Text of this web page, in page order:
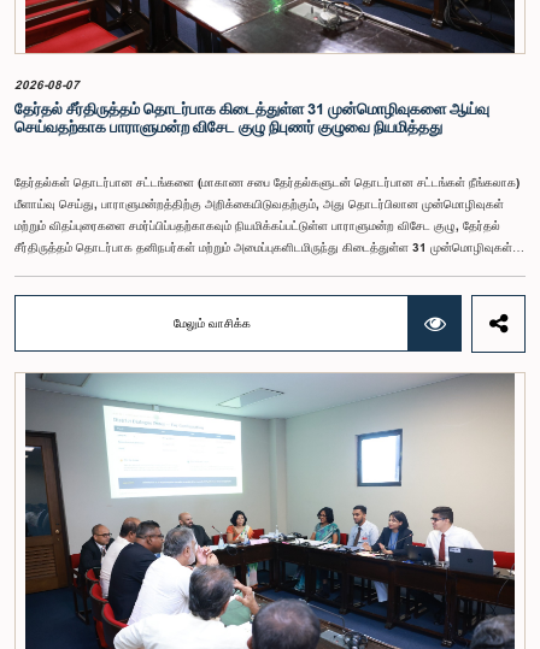
முன்வைத்தனர்.அதன்படி, எதிர்காலத்தில் இச்சம்பள மட்டம் தொடர்பாக மேலும் கவனம் செலுத்தி
தேவையான தீர்மானங்கள் எடுக்கப்பட வேண்டியதன் அவசியம் குழுவில் வலியுறுத்தப்பட்டது. மேலும்,
நிரந்தரமானதும் சுயாதீனமானதுமான சம்பள மற்றும் பணியாளர் ஆணைக்குழுவை நிறுவுவதற்கான
யோசனையையும் குழுத் தலைவர் முன்வைத்தார்.
2026-08-07
தேர்தல் சீர்திருத்தம் தொடர்பாக கிடைத்துள்ள 31 முன்மொழிவுகளை ஆய்வு
செய்வதற்காக பாராளுமன்ற விசேட குழு நிபுணர் குழுவை நியமித்தது
தேர்தல்கள் தொடர்பான சட்டங்களை (மாகாண சபை தேர்தல்களுடன் தொடர்பான சட்டங்கள் நீங்கலாக)
மீளாய்வு செய்து, பாராளுமன்றத்திற்கு அறிக்கையிடுவதற்கும், அது தொடர்பிலான முன்மொழிவுகள்
மற்றும் விதப்புரைகளை சமர்ப்பிப்பதற்காகவும் நியமிக்கப்பட்டுள்ள பாராளுமன்ற விசேட குழு, தேர்தல்
சீர்திருத்தம் தொடர்பாக தனிநபர்கள் மற்றும் அமைப்புகளிடமிருந்து கிடைத்துள்ள 31 முன்மொழிவுகள்
நியமித்துள்ளது.கௌரவ பொது நிர்வாக, மாகாண சபைகள் மற்றும் உள்ளூராட்சி அமைச்சர் பேராசிரியர்
ஏ.எச்.எம்.எச்.அபயரத்ன அவர்கள் தலைமையில் அண்மையில் பாராளுமன்றத்தில் நடைபெற்ற குறித்த
விசேட குழுக் கூட்டத்தின் போதே இத்தீர்மானம் எடுக்கப்பட்டது.2004, 2007 மற்றும் 2022 ஆம்
ஆண்டுகளில் வெளியிடப்பட்ட பாராளுமன்ற விசேட குழுக்களின் அறிக்கைகள் மற்றும் தனிநபர்கள்,
அமைப்புகள் ஆகியவற்றினால் சமர்ப்பிக்கப்பட்டுள்ள 31 முன்மொழிவுகளை அடிப்படையாகக் கொண்டு
தேர்தல் சீர்திருத்தங்கள் தொடர்பாக விரிவான கலந்துரையாடல் இங்கு இடம்பெற்றது.உள்ளூராட்சி
மன்றத் தேர்தல் முறைக்காக கலப்பு தேர்தல் முறையை அறிமுகப்படுத்துதல், சிறு கட்சிகள் மற்றும்
சிறுபான்மை குழுக்களின் பிரதிநிதித்துவத்தை உறுதிப்படுத்துதல், பெண்களின் பிரதிநிதித்துவத்தை
மேம்படுத்துதல், மின்னணு வாக்களிப்பு முறையை அறிமுகப்படுத்துதல், முன்கூட்டியே வாக்களிக்கும்
வசதியை ஏற்படுத்துதல் உள்ளிட்ட பல்வேறு முன்மொழிவுகள் தொடர்பில் இக்கூட்டத்தில் விசேட கவனம்
செலுத்தப்பட்டது.மேலும், வெளிநாடுகளில் வாழும் இலங்கையர்களுக்கு வாக்களிக்கும் உரிமையை
வழங்குவது தொடர்பான முன்மொழிவுகளும் பரிசீலிக்கப்பட்டதுடன், அதற்குத் தேவையான சட்ட மற்றும்
நிர்வாக ஏற்பாடுகள் குறித்து மேலும் விரிவான ஆய்வு மேற்கொள்ள வேண்டியதன் அவசியமும்
வலியுறுத்தப்பட்டது.விசேட குழுவினால் நியமிக்கப்பட்டுள்ள நிபுணர் குழு, கிடைத்துள்ள 31
முன்மொழிவுகளையும் முந்தைய பாராளுமன்ற விசேட குழுக்களின் அறிக்கைகளையும் பகுப்பாய்வு
செய்து, நடைமுறைக்கு ஏற்ற பரிந்துரைகளைக் கொண்ட அறிக்கையொன்றைத் தயாரிக்கவுள்ளது.
மேலும் வாசிக்க